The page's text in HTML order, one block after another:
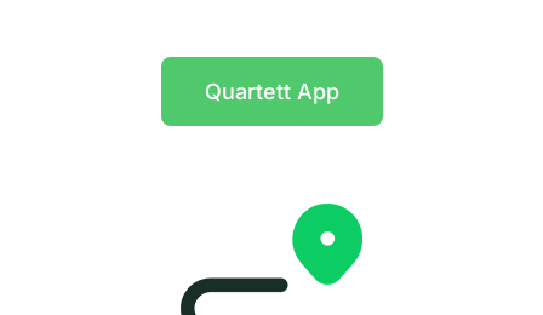
Quartett App